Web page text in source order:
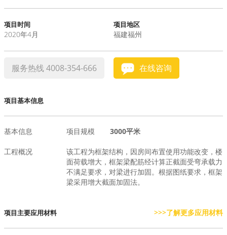
新能源系统
案例中心
项目时间
2020年4月
项目地区
福建福州
服务热线 4008-354-666 在线咨询
项目基本信息
基本信息 项目规模 3000平米
工程概况
该工程为框架结构，因房间布置使用功能改变，楼
面荷载增大，框架梁配筋经计算正截面受弯承载力
不满足要求，对梁进行加固。根据图纸要求，框架
梁采用增大截面加固法。
项目主要应用材料 >>>了解更多应用材料